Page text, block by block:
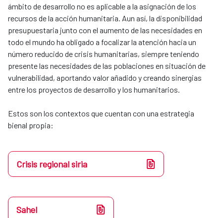
ámbito de desarrollo no es aplicable a la asignación de los
recursos de la acción humanitaria. Aun así, la disponibilidad
presupuestaria junto con el aumento de las necesidades en
todo el mundo ha obligado a focalizar la atención hacia un
número reducido de crisis humanitarias, siempre teniendo
presente las necesidades de las poblaciones en situación de
vulnerabilidad, aportando valor añadido y creando sinergias
entre los proyectos de desarrollo y los ​humanitarios. ​
​​Estos son los contextos que cuentan con una estrategia
bienal propia:​​​​​​​
Crisis regional siria
Sahel